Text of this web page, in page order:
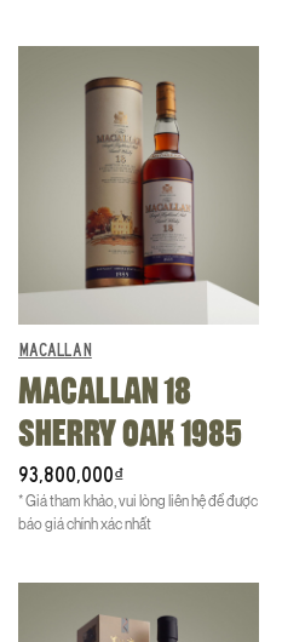
MACALLAN
MACALLAN 18
SHERRY OAK 1985
93,800,000₫
* Giá tham khảo, vui lòng liên hệ để được
báo giá chính xác nhất